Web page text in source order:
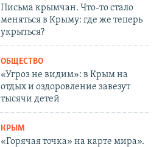
Письма крымчан. Что-то стало
меняться в Крыму: где же теперь
укрыться?
ОБЩЕСТВО
«Угроз не видим»: в Крым на
отдых и оздоровление завезут
тысячи детей
КРЫМ
«Горячая точка» на карте мира».